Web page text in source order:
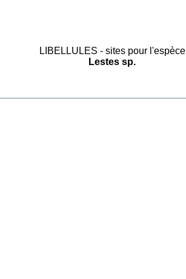
LIBELLULES - sites pour l'espèce
Lestes sp.